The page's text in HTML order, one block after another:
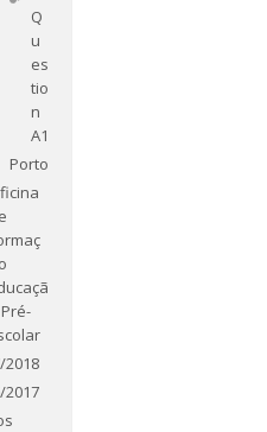
Q
u
es
tio
n
A1
Porto
2018
2017